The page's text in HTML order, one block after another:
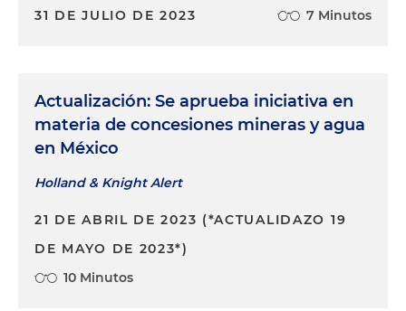
líder en el sector
31 DE JULIO DE 2023 7 Minutos
Actualización: Se aprueba iniciativa en
materia de concesiones mineras y agua
en México
Holland & Knight Alert
21 DE ABRIL DE 2023 (*ACTUALIDAZO 19
DE MAYO DE 2023*)
10 Minutos